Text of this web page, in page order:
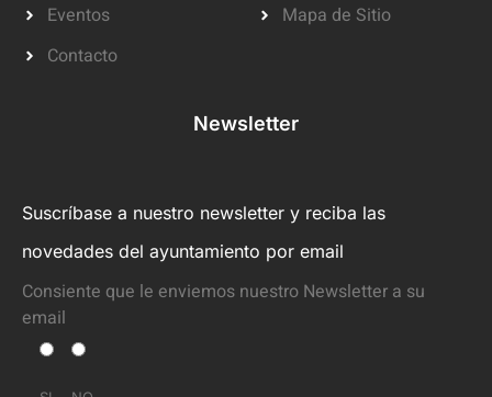
Eventos
Contacto
Mapa de Sitio
Newsletter
Suscríbase a nuestro newsletter y reciba las
novedades del ayuntamiento por email
Consiente que le enviemos nuestro Newsletter a su
email